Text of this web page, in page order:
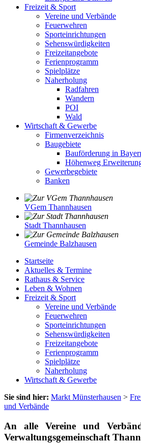
Freizeit & Sport
Vereine und Verbände
Feuerwehren
Sporteinrichtungen
Sehenswürdigkeiten
Freizeitangebote
Ferienprogramm
Spielplätze
Naherholung
Radfahren
Wandern
POI
Wald
Wirtschaft & Gewerbe
Firmenverzeichnis
Baugebiete
Bauförderung in
Höhenweg
Gewerbegebiete
Banken
VGem Thannhausen
Stadt Thannhausen
Gemeinde Balzhausen
Startseite
Aktuelles & Termine
Rathaus & Service
Leben & Wohnen
Freizeit & Sport
Vereine und Verbände
Feuerwehren
Sporteinrichtungen
Sehenswürdigkeiten
Freizeitangebote
Ferienprogramm
Spielplätze
Naherholung
Wirtschaft & Gewerbe
Sie sind hier: Markt Münsterhausen >
und Verbände
An alle Vereine und
Verwaltungsgemeinschaft